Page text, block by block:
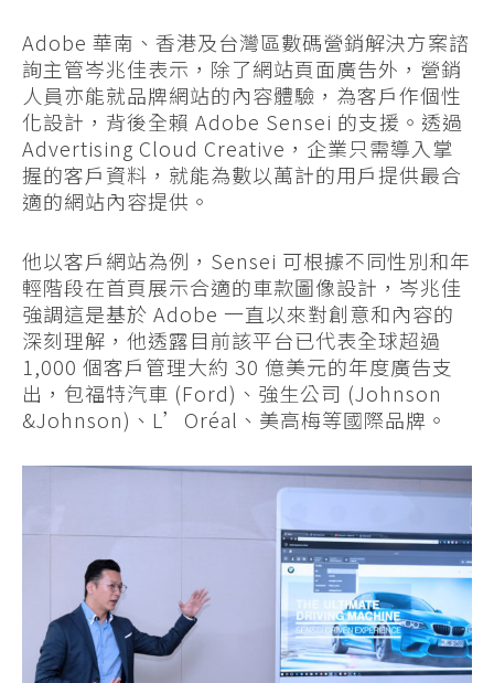
Adobe 華南、香港及台灣區數碼營銷解決方案諮
詢主管岑兆佳表示，除了網站頁面廣告外，營銷
人員亦能就品牌網站的內容體驗，為客戶作個性
化設計，背後全賴 Adobe Sensei 的支援。透過
Advertising Cloud Creative，企業只需導入掌
握的客戶資料，就能為數以萬計的用戶提供最合
適的網站內容提供。
他以客戶網站為例，Sensei 可根據不同性別和年
輕階段在首頁展示合適的車款圖像設計，岑兆佳
強調這是基於 Adobe 一直以來對創意和內容的
深刻理解，他透露目前該平台已代表全球超過
1,000 個客戶管理大約 30 億美元的年度廣告支
出，包福特汽車 (Ford)、強生公司 (Johnson
&Johnson)、L’Oréal、美高梅等國際品牌。